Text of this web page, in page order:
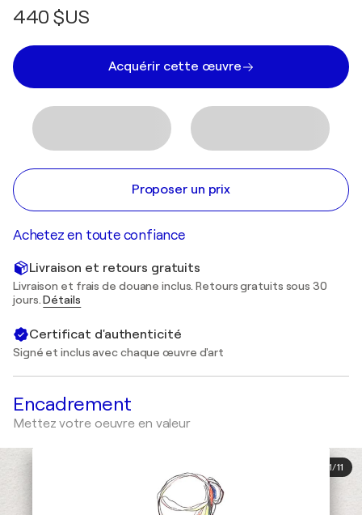
440 $US
Acquérir cette œuvre
Proposer un prix
Achetez en toute confiance
Livraison et retours gratuits
Livraison et frais de douane inclus. Retours gratuits sous 30
jours.Détails
Certificat d'authenticité
Signé et inclus avec chaque œuvre d'art
Encadrement
Mettez votre oeuvre en valeur
1/11